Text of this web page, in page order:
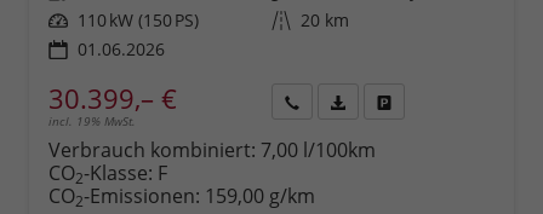
Leistung 110 kW (150 PS) Kilometerstand 20 km
01.06.2026
30.399,– €
incl. 19% MwSt.
anfordern
Datei,
Verbrauch kombiniert: 7,00 l/100km
CO2-Klasse: F
CO2-Emissionen: 159,00 g/km